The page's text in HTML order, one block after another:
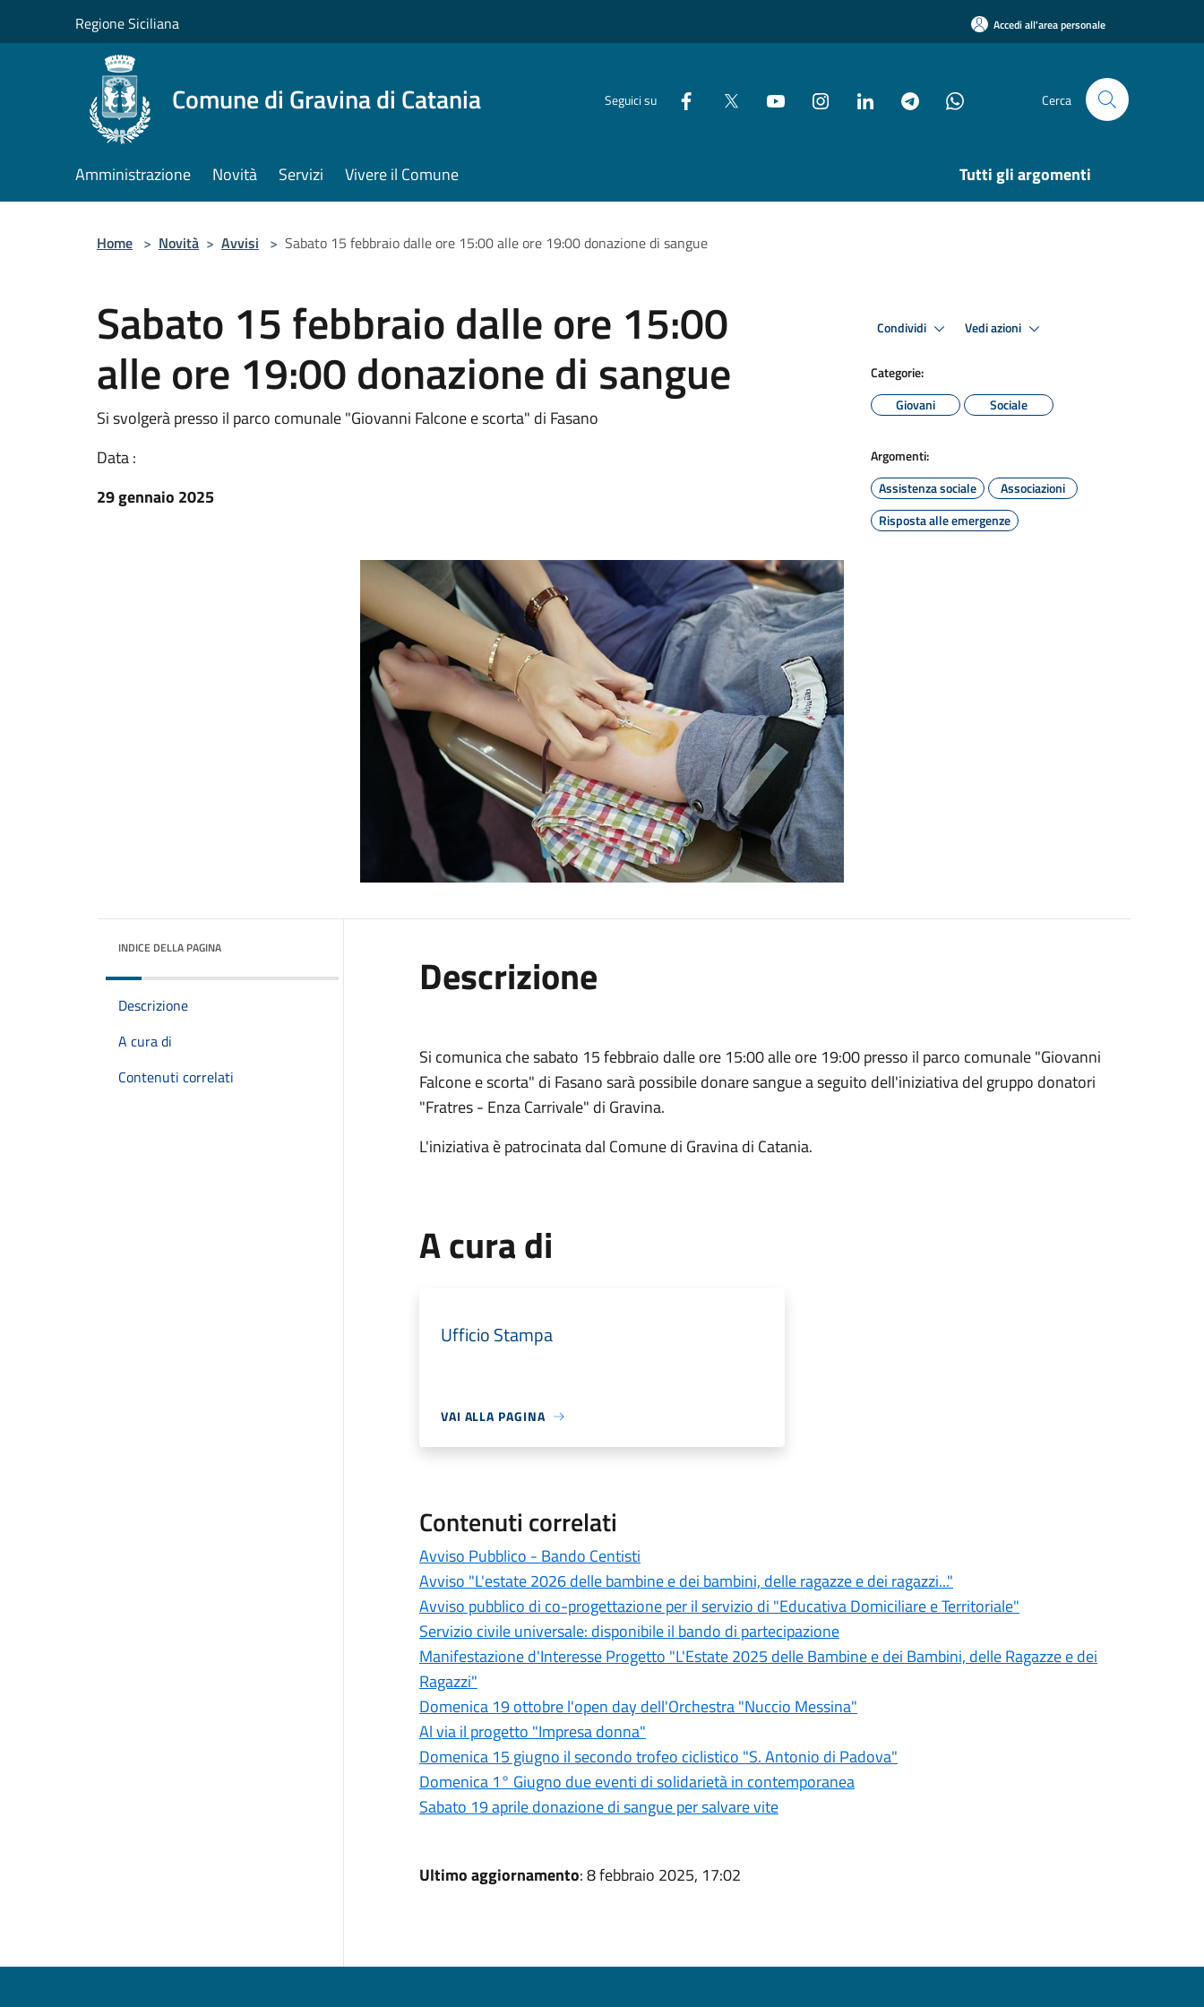
Regione Siciliana Accedi all'area personale
Comune di Gravina di Catania Seguici su Cerca
Amministrazione Novità Servizi Vivere il Comune Tutti gli argomenti
Home > Novità > Avvisi > Sabato 15 febbraio dalle ore 15:00 alle ore 19:00 donazione di sangue
Sabato 15 febbraio dalle ore 15:00
alle ore 19:00 donazione di sangue
Si svolgerà presso il parco comunale "Giovanni Falcone e scorta" di Fasano
Data :
29 gennaio 2025
Condividi Vedi azioni
Categorie:
Giovani
Sociale
Argomenti:
Assistenza sociale
Associazioni
Risposta alle emergenze
INDICE DELLA PAGINA
Descrizione
A cura di
Contenuti correlati
Descrizione
Si comunica che sabato 15 febbraio dalle ore 15:00 alle ore 19:00 presso il parco comunale "Giovanni
Falcone e scorta" di Fasano sarà possibile donare sangue a seguito dell'iniziativa del gruppo donatori
"Fratres - Enza Carrivale" di Gravina.
L'iniziativa è patrocinata dal Comune di Gravina di Catania.
A cura di
Ufficio Stampa
VAI ALLA PAGINA
Contenuti correlati
Avviso Pubblico - Bando Centisti
Avviso "L'estate 2026 delle bambine e dei bambini, delle ragazze e dei ragazzi..."
Avviso pubblico di co-progettazione per il servizio di "Educativa Domiciliare e Territoriale"
Servizio civile universale: disponibile il bando di partecipazione
Manifestazione d'Interesse Progetto "L'Estate 2025 delle Bambine e dei Bambini, delle Ragazze e dei
Ragazzi"
Domenica 19 ottobre l'open day dell'Orchestra "Nuccio Messina"
Al via il progetto "Impresa donna"
Domenica 15 giugno il secondo trofeo ciclistico "S. Antonio di Padova"
Domenica 1° Giugno due eventi di solidarietà in contemporanea
Sabato 19 aprile donazione di sangue per salvare vite
Ultimo aggiornamento: 8 febbraio 2025, 17:02